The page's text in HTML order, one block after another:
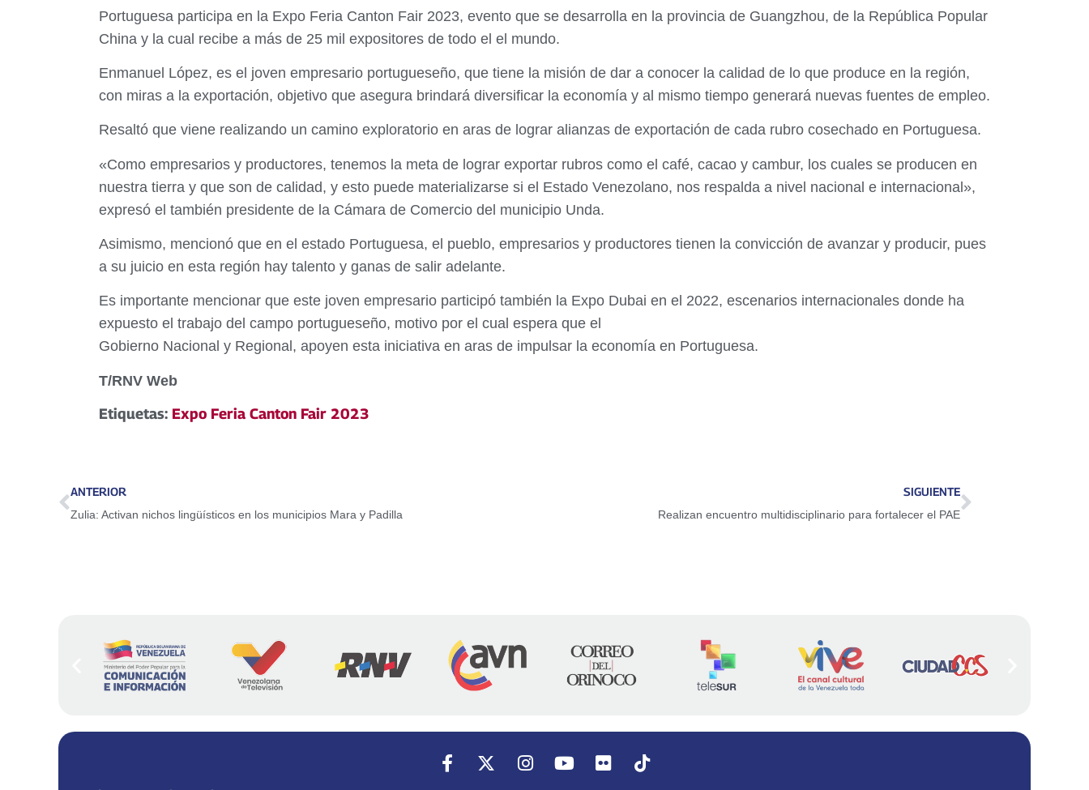
Portuguesa participa en la Expo Feria Canton Fair 2023, evento que se desarrolla en la provincia de Guangzhou, de la República Popular
China y la cual recibe a más de 25 mil expositores de todo el el mundo.
Enmanuel López, es el joven empresario portugueseño, que tiene la misión de dar a conocer la calidad de lo que produce en la región,
con miras a la exportación, objetivo que asegura brindará diversificar la economía y al mismo tiempo generará nuevas fuentes de empleo.
Resaltó que viene realizando un camino exploratorio en aras de lograr alianzas de exportación de cada rubro cosechado en Portuguesa.
«Como empresarios y productores, tenemos la meta de lograr exportar rubros como el café, cacao y cambur, los cuales se producen en
nuestra tierra y que son de calidad, y esto puede materializarse si el Estado Venezolano, nos respalda a nivel nacional e internacional»,
expresó el también presidente de la Cámara de Comercio del municipio Unda.
Asimismo, mencionó que en el estado Portuguesa, el pueblo, empresarios y productores tienen la convicción de avanzar y producir, pues
a su juicio en esta región hay talento y ganas de salir adelante.
Es importante mencionar que este joven empresario participó también la Expo Dubai en el 2022, escenarios internacionales donde ha
expuesto el trabajo del campo portugueseño, motivo por el cual espera que el
Gobierno Nacional y Regional, apoyen esta iniciativa en aras de impulsar la economía en Portuguesa.
T/RNV Web
Etiquetas: Expo Feria Canton Fair 2023
ANTERIOR
Zulia: Activan nichos lingüísticos en los municipios Mara y Padilla
SIGUIENTE
Realizan encuentro multidisciplinario para fortalecer el PAE